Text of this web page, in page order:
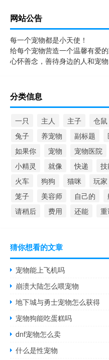
网站公告
每一个宠物都是小天使！
给每个宠物营造一个温馨有爱的
心怀善念，善待身边的人和宠物
分类信息
一只 主人 主子 仓鼠
兔子
养宠物 副标题
如果你
宠物 宠物医院
小精灵
就像 快递
火车
狗狗 猫咪 玩家
笼子
美容师 自己的
请稍后
费用 还能
猜你想看的文章
宠物能上飞机吗
崩溃大陆怎么喂宠物
地下城与勇士宠物怎么获得
宠物狗能吃蛋糕吗
dnf宠物怎么卖
什么是性宠物